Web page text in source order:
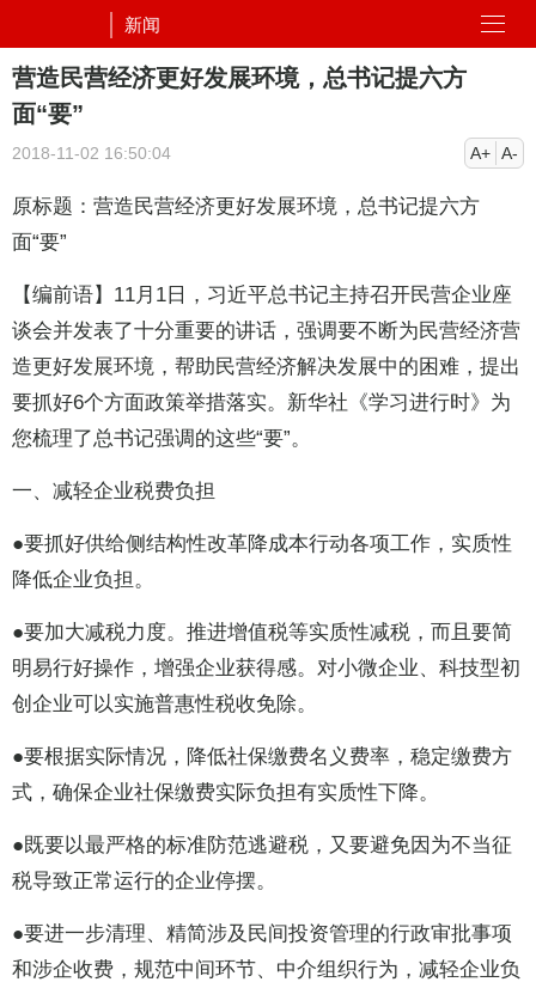
新闻
营造民营经济更好发展环境，总书记提六方
面“要”
2018-11-02 16:50:04 A+ A-
原标题：营造民营经济更好发展环境，总书记提六方
面“要”
【编前语】11月1日，习近平总书记主持召开民营企业座
谈会并发表了十分重要的讲话，强调要不断为民营经济营
造更好发展环境，帮助民营经济解决发展中的困难，提出
要抓好6个方面政策举措落实。新华社《学习进行时》为
您梳理了总书记强调的这些“要”。
一、减轻企业税费负担
●要抓好供给侧结构性改革降成本行动各项工作，实质性
降低企业负担。
●要加大减税力度。推进增值税等实质性减税，而且要简
明易行好操作，增强企业获得感。对小微企业、科技型初
创企业可以实施普惠性税收免除。
●要根据实际情况，降低社保缴费名义费率，稳定缴费方
式，确保企业社保缴费实际负担有实质性下降。
●既要以最严格的标准防范逃避税，又要避免因为不当征
税导致正常运行的企业停摆。
●要进一步清理、精简涉及民间投资管理的行政审批事项
和涉企收费，规范中间环节、中介组织行为，减轻企业负